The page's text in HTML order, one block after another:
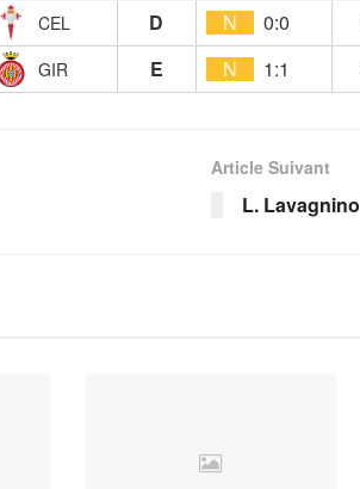
CEL D N 0:0
GIR E N 1:1
Article Suivant
L. Lavagnino